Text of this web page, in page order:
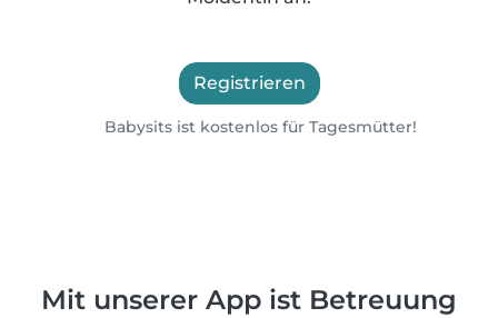
Registrieren
Babysits ist kostenlos für Tagesmütter!
Mit unserer App ist Betreuung